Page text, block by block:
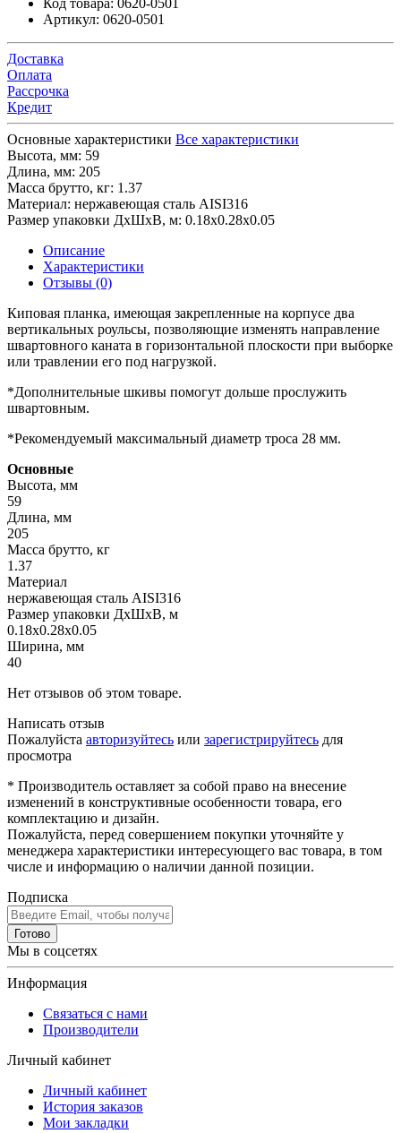
Артикул: 0620-0501
Доставка
Оплата
Рассрочка
Кредит
Основные характеристики Все характеристики
Высота, мм: 59
Длина, мм: 205
Масса брутто, кг: 1.37
Материал: нержавеющая сталь AISI316
Размер упаковки ДхШхВ, м: 0.18x0.28x0.05
Описание
Характеристики
Отзывы (0)
Киповая планка, имеющая закрепленные на корпусе два
вертикальных роульсы, позволяющие изменять направление
швартовного каната в горизонтальной плоскости при выборке
или травлении его под нагрузкой.
*Дополнительные шкивы помогут дольше прослужить
швартовным.
*Рекомендуемый максимальный диаметр троса 28 мм.
Основные
Высота, мм
59
Длина, мм
205
Масса брутто, кг
1.37
Материал
нержавеющая сталь AISI316
Размер упаковки ДхШхВ, м
0.18x0.28x0.05
Ширина, мм
40
Нет отзывов об этом товаре.
Написать отзыв
Пожалуйста авторизуйтесь или зарегистрируйтесь для
просмотра
* Производитель оставляет за собой право на внесение
изменений в конструктивные особенности товара, его
комплектацию и дизайн.
Пожалуйста, перед совершением покупки уточняйте у
менеджера характеристики интересующего вас товара, в том
числе и информацию о наличии данной позиции.
Подписка
Готово
Мы в соцсетях
Информация
Связаться с нами
Производители
Личный кабинет
Личный кабинет
История заказов
Мои закладки